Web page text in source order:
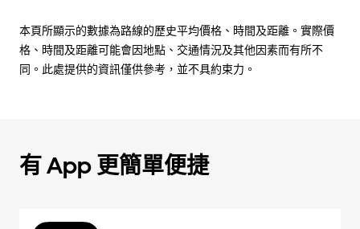
本頁所顯示的數據為路線的歷史平均價格、時間及距離。實際價
格、時間及距離可能會因地點、交通情況及其他因素而有所不
同。此處提供的資訊僅供參考，並不具約束力。
有 App 更簡單便捷